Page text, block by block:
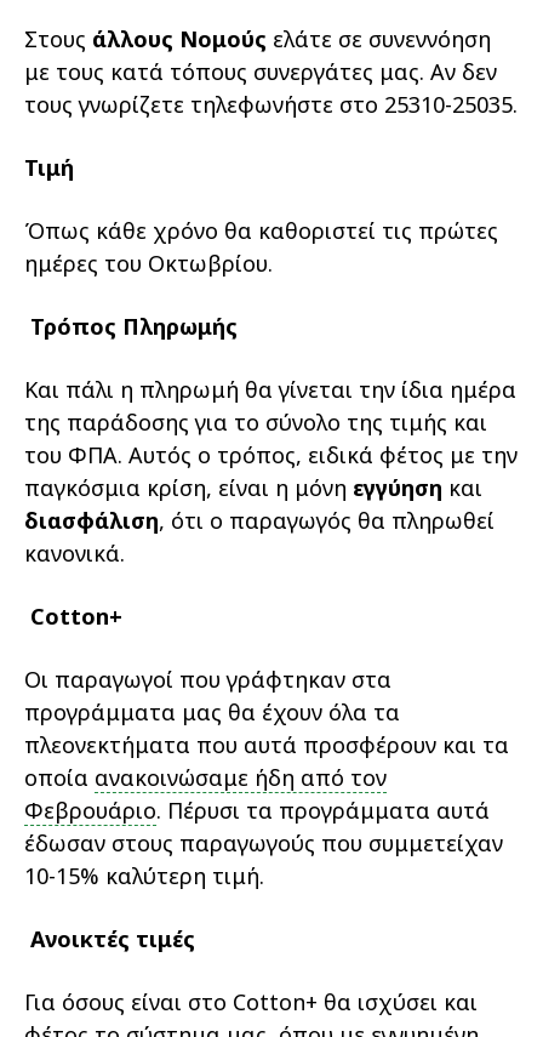
Στους άλλους Νομούς ελάτε σε συνεννόηση
με τους κατά τόπους συνεργάτες μας. Αν δεν
τους γνωρίζετε τηλεφωνήστε στο 25310-25035.
Τιμή
Όπως κάθε χρόνο θα καθοριστεί τις πρώτες
ημέρες του Οκτωβρίου.
Τρόπος Πληρωμής
Και πάλι η πληρωμή θα γίνεται την ίδια ημέρα
της παράδοσης για το σύνολο της τιμής και
του ΦΠΑ. Αυτός ο τρόπος, ειδικά φέτος με την
παγκόσμια κρίση, είναι η μόνη εγγύηση και
διασφάλιση, ότι ο παραγωγός θα πληρωθεί
κανονικά.
Cotton+
Οι παραγωγοί που γράφτηκαν στα
προγράμματα μας θα έχουν όλα τα
πλεονεκτήματα που αυτά προσφέρουν και τα
οποία ανακοινώσαμε ήδη από τον
Φεβρουάριο. Πέρυσι τα προγράμματα αυτά
έδωσαν στους παραγωγούς που συμμετείχαν
10-15% καλύτερη τιμή.
Ανοικτές τιμές
Για όσους είναι στο Cotton+ θα ισχύσει και